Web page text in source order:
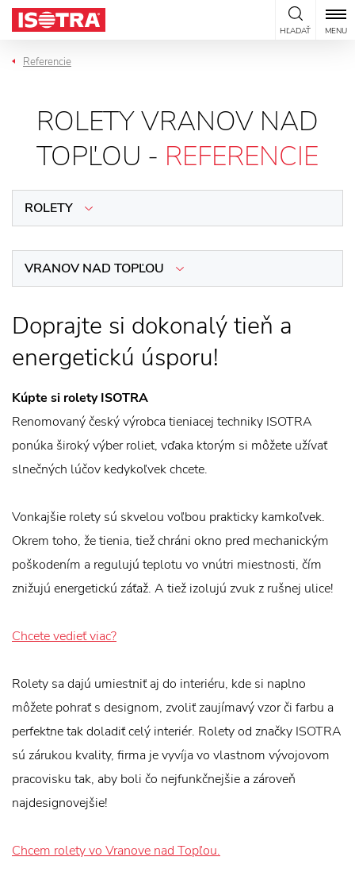
Preskočiť na obsah
HĽADAŤ MENU
Referencie
ROLETY VRANOV NAD
TOPĽOU - REFERENCIE
ROLETY
VRANOV NAD TOPĽOU
Doprajte si dokonalý tieň a
energetickú úsporu!
Kúpte si rolety ISOTRA
Renomovaný český výrobca tieniacej techniky ISOTRA
ponúka široký výber roliet, vďaka ktorým si môžete užívať
slnečných lúčov kedykoľvek chcete.
Vonkajšie rolety sú skvelou voľbou prakticky kamkoľvek.
Okrem toho, že tienia, tiež chráni okno pred mechanickým
poškodením a regulujú teplotu vo vnútri miestnosti, čím
znižujú energetickú záťaž. A tiež izolujú zvuk z rušnej ulice!
Chcete vedieť viac?
Rolety sa dajú umiestniť aj do interiéru, kde si naplno
môžete pohrať s designom, zvoliť zaujímavý vzor či farbu a
perfektne tak doladiť celý interiér. Rolety od značky ISOTRA
sú zárukou kvality, firma je vyvíja vo vlastnom vývojovom
pracovisku tak, aby boli čo nejfunkčnejšie a zároveň
najdesignovejšie!
Chcem rolety vo Vranove nad Topľou.